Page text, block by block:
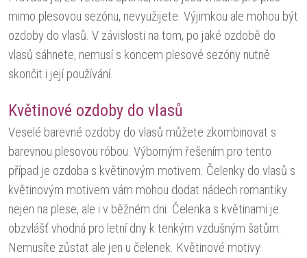
mimo plesovou sezónu, nevyužijete. Výjimkou ale mohou být
ozdoby do vlasů. V závislosti na tom, po jaké ozdobě do
vlasů sáhnete, nemusí s koncem plesové sezóny nutně
skončit i její používání.
Květinové ozdoby do vlasů
Veselé barevné ozdoby do vlasů můžete zkombinovat s
barevnou plesovou róbou. Výborným řešením pro tento
případ je ozdoba s květinovým motivem. Čelenky do vlasů s
květinovým motivem vám mohou dodat nádech romantiky
nejen na plese, ale i v běžném dni. Čelenka s květinami je
obzvlášť vhodná pro letní dny k tenkým vzdušným šatům.
Nemusíte zůstat ale jen u čelenek. Květinové motivy